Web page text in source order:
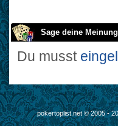
Sage deine Meinung
Du musst
pokertoplist.net © 2005 -